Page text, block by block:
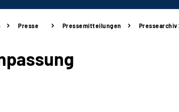
Presse Pressemitteilungen Pressearchiv